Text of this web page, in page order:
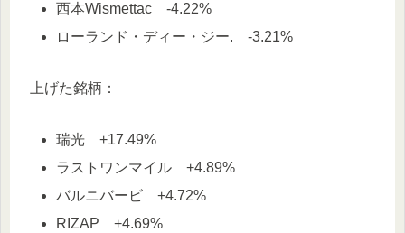
西本Wismettac -4.22%
ローランド・ディー・ジー. -3.21%
上げた銘柄：
瑞光 +17.49%
ラストワンマイル +4.89%
バルニバービ +4.72%
RIZAP +4.69%